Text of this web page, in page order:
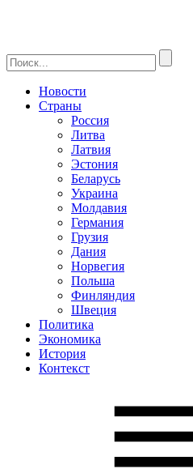
Новости
Страны
Россия
Литва
Латвия
Эстония
Беларусь
Украина
Молдавия
Германия
Грузия
Дания
Норвегия
Польша
Финляндия
Швеция
Политика
Экономика
История
Контекст